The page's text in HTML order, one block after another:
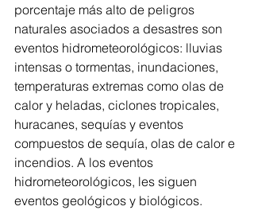
porcentaje más alto de peligros
naturales asociados a desastres son
eventos hidrometeorológicos: lluvias
intensas o tormentas, inundaciones,
temperaturas extremas como olas de
calor y heladas, ciclones tropicales,
huracanes, sequías y eventos
compuestos de sequía, olas de calor e
incendios. A los eventos
hidrometeorológicos, les siguen
eventos geológicos y biológicos.